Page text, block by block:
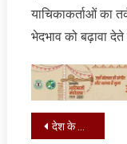
याचिकाकर्ताओं का
भेदभाव को बढ़ावा देते
Post
देश के खनन क्षेत्र में झारखंड की भूमिका अहम : संतोष कुमार गंगवार